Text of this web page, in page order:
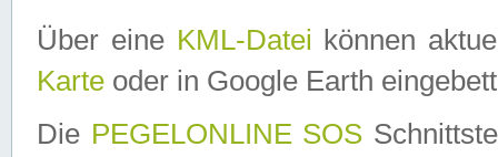
Über eine KML-Datei können
Karte oder in Google Earth
Die PEGELONLINE SOS